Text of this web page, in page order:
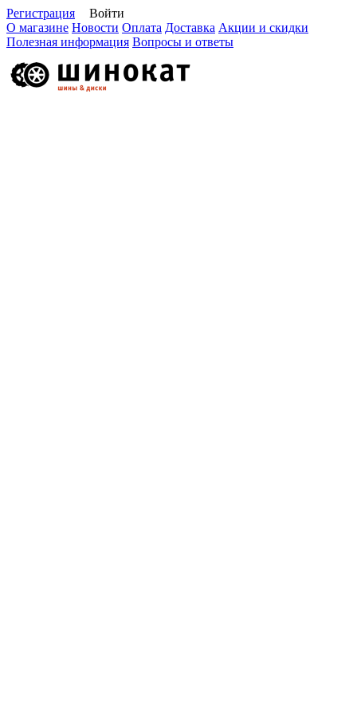
Регистрация
Войти
О магазине Новости Оплата Доставка Акции и скидки
Полезная информация Вопросы и ответы